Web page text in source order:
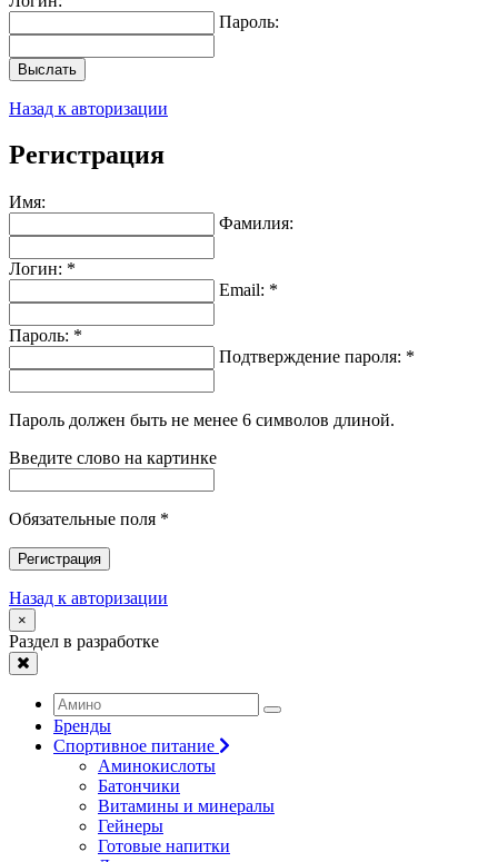
Пароль:
Выслать
Назад к авторизации
Регистрация
Имя:
Фамилия:
Логин: *
Email: *
Пароль: *
Подтверждение пароля: *
Пароль должен быть не менее 6 символов длиной.
Введите слово на картинке
Обязательные поля *
Регистрация
Назад к авторизации
×
Раздел в разработке
Бренды
Спортивное питание
Аминокислоты
Батончики
Витамины и минералы
Гейнеры
Готовые напитки